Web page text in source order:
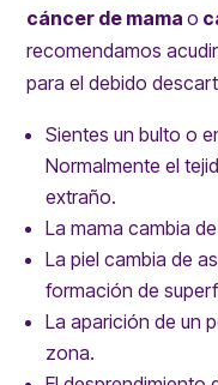
cáncer de mama o
recomendamos
para el debido
Sientes un bulto o
Normalmente el
extraño.
La mama cambia
La piel cambia de
formación de
La aparición de un
zona.